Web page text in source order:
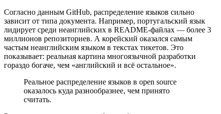
Согласно данным GitHub, распределение языков сильно
зависит от типа документа. Например, португальский язык
лидирует среди неанглийских в README-файлах — более 3
миллионов репозиториев. А корейский оказался самым
частым неанглийским языком в текстах тикетов. Это
показывает: реальная картина многоязычной разработки
гораздо богаче, чем «английский и всё остальное».
Реальное распределение языков в open source
оказалось куда разнообразнее, чем принято
считать.